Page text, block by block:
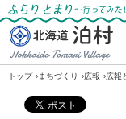
ふらりとまり～行
い・帰ってきたい～
北海道 泊村
Village
トップ ›まちづくり ›広報 ›広報